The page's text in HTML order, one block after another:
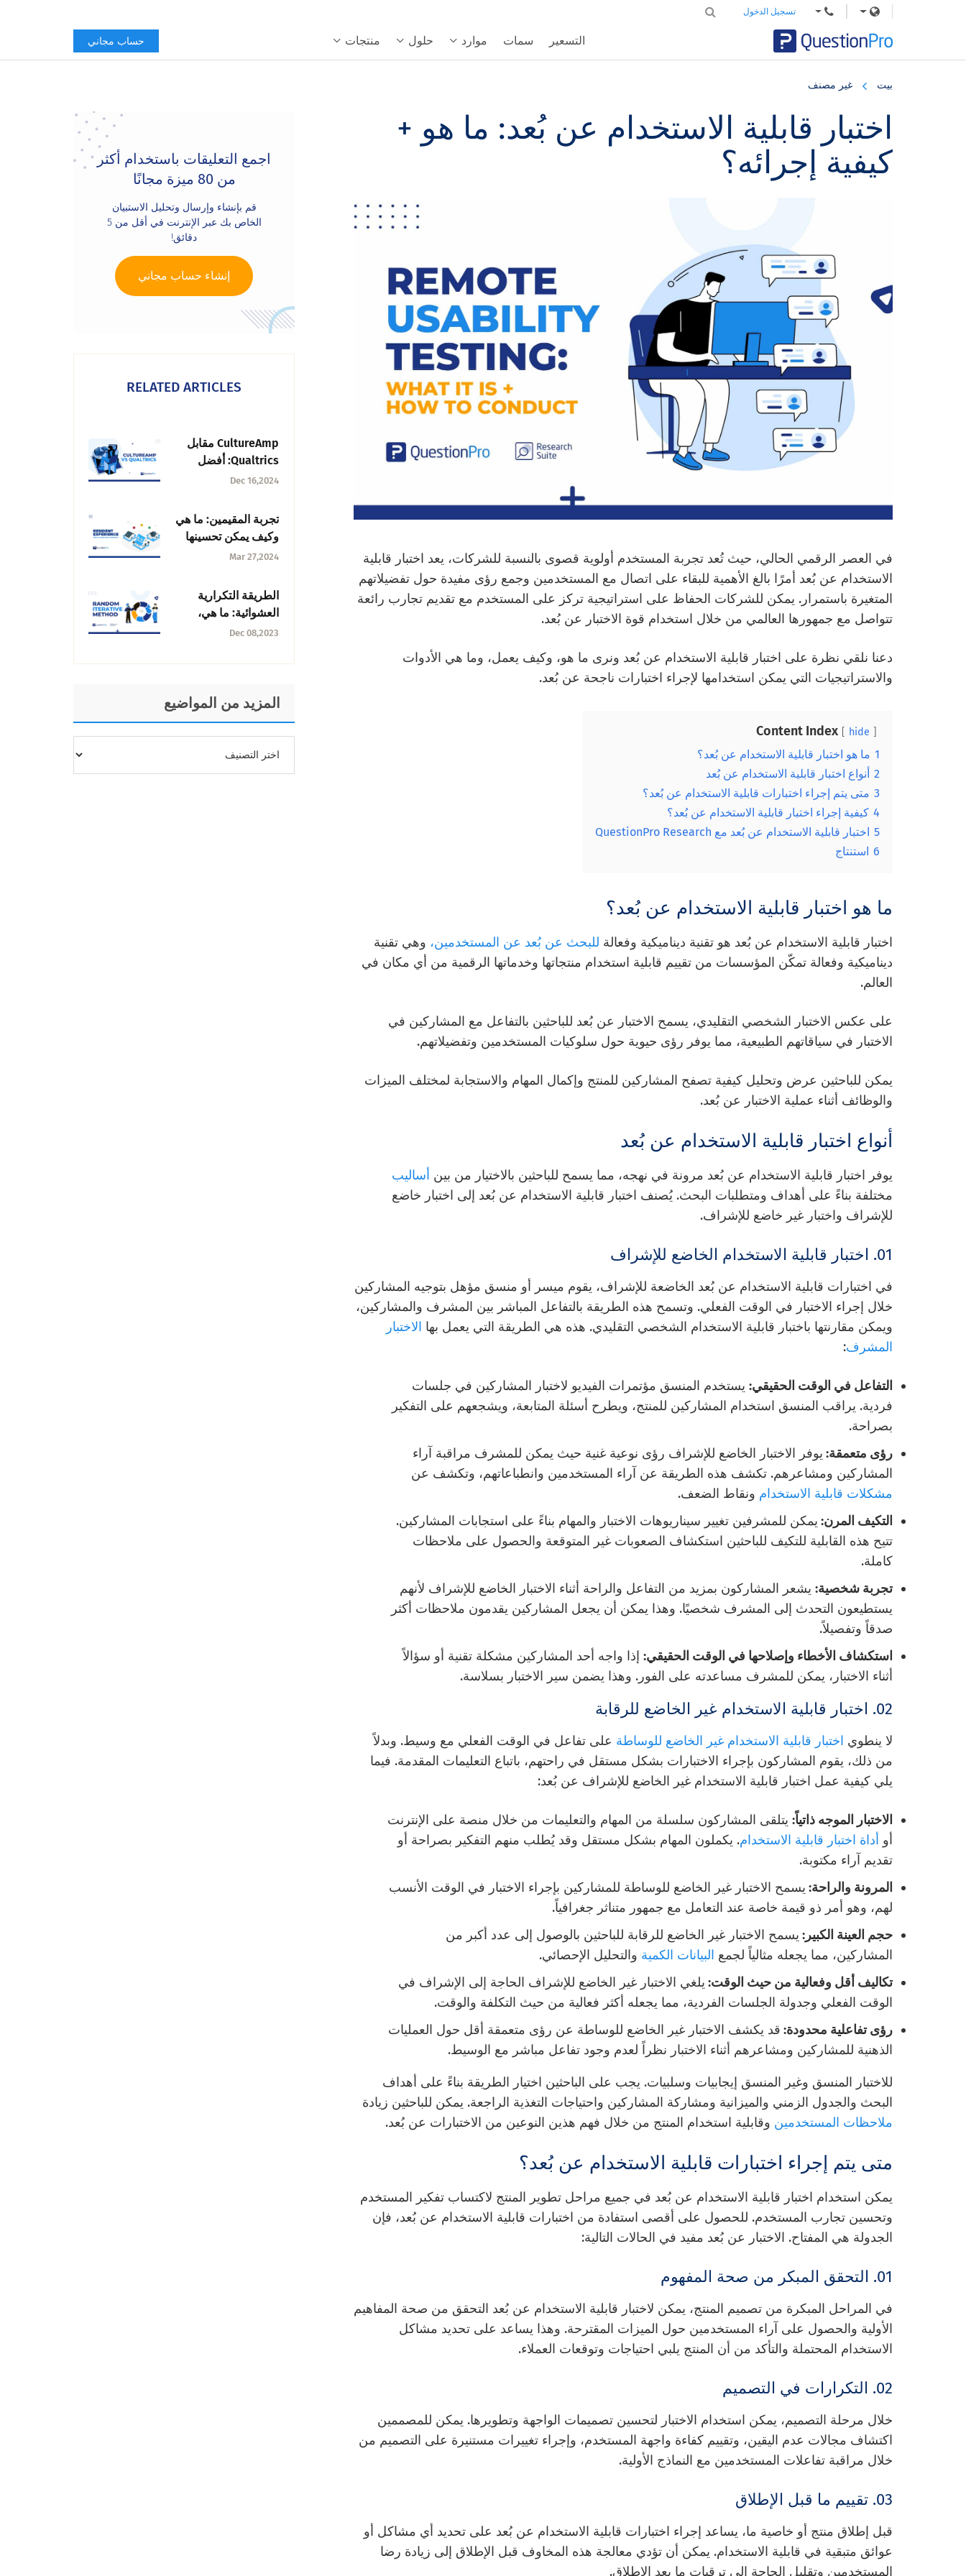
منتجات حلول موارد سمات التسعير
تسجيل الدخول
حساب مجاني
بيت غير مصنف
اختبار قابلية الاستخدام عن بُعد: ما هو +
كيفية إجرائه؟
في العصر الرقمي الحالي، حيث تُعد تجربة المستخدم أولوية قصوى بالنسبة للشركات، يعد اختبار قابلية
الاستخدام عن بُعد أمرًا بالغ الأهمية للبقاء على اتصال مع المستخدمين وجمع رؤى مفيدة حول تفضيلاتهم
المتغيرة باستمرار. يمكن للشركات الحفاظ على استراتيجية تركز على المستخدم مع تقديم تجارب رائعة
تتواصل مع جمهورها العالمي من خلال استخدام قوة الاختبار عن بُعد.
دعنا نلقي نظرة على اختبار قابلية الاستخدام عن بُعد ونرى ما هو، وكيف يعمل، وما هي الأدوات
والاستراتيجيات التي يمكن استخدامها لإجراء اختبارات ناجحة عن بُعد.
Content Index hide
1 ما هو اختبار قابلية الاستخدام عن بُعد؟
2 أنواع اختبار قابلية الاستخدام عن بُعد
3 متى يتم إجراء اختبارات قابلية الاستخدام عن بُعد؟
4 كيفية إجراء اختبار قابلية الاستخدام عن بُعد؟
5 اختبار قابلية الاستخدام عن بُعد مع QuestionPro Research
6 استنتاج
ما هو اختبار قابلية الاستخدام عن بُعد؟
اختبار قابلية الاستخدام عن بُعد هو تقنية ديناميكية وفعالة للبحث عن بُعد عن المستخدمين، وهي تقنية
ديناميكية وفعالة تمكّن المؤسسات من تقييم قابلية استخدام منتجاتها وخدماتها الرقمية من أي مكان في
العالم.
على عكس الاختبار الشخصي التقليدي، يسمح الاختبار عن بُعد للباحثين بالتفاعل مع المشاركين في
الاختبار في سياقاتهم الطبيعية، مما يوفر رؤى حيوية حول سلوكيات المستخدمين وتفضيلاتهم.
يمكن للباحثين عرض وتحليل كيفية تصفح المشاركين للمنتج وإكمال المهام والاستجابة لمختلف الميزات
والوظائف أثناء عملية الاختبار عن بُعد.
أنواع اختبار قابلية الاستخدام عن بُعد
يوفر اختبار قابلية الاستخدام عن بُعد مرونة في نهجه، مما يسمح للباحثين بالاختيار من بين أساليب
مختلفة بناءً على أهداف ومتطلبات البحث. يُصنف اختبار قابلية الاستخدام عن بُعد إلى اختبار خاضع
للإشراف واختبار غير خاضع للإشراف.
01. اختبار قابلية الاستخدام الخاضع للإشراف
في اختبارات قابلية الاستخدام عن بُعد الخاضعة للإشراف، يقوم ميسر أو منسق مؤهل بتوجيه المشاركين
خلال إجراء الاختبار في الوقت الفعلي. وتسمح هذه الطريقة بالتفاعل المباشر بين المشرف والمشاركين،
ويمكن مقارنتها باختبار قابلية الاستخدام الشخصي التقليدي. هذه هي الطريقة التي يعمل بها الاختبار
المشرف:
التفاعل في الوقت الحقيقي: يستخدم المنسق مؤتمرات الفيديو لاختبار المشاركين في جلسات
فردية. يراقب المنسق استخدام المشاركين للمنتج، ويطرح أسئلة المتابعة، ويشجعهم على التفكير
بصراحة.
رؤى متعمقة: يوفر الاختبار الخاضع للإشراف رؤى نوعية غنية حيث يمكن للمشرف مراقبة آراء
المشاركين ومشاعرهم. تكشف هذه الطريقة عن آراء المستخدمين وانطباعاتهم، وتكشف عن
مشكلات قابلية الاستخدام ونقاط الضعف.
التكيف المرن: يمكن للمشرفين تغيير سيناريوهات الاختبار والمهام بناءً على استجابات المشاركين.
تتيح هذه القابلية للتكيف للباحثين استكشاف الصعوبات غير المتوقعة والحصول على ملاحظات
كاملة.
تجربة شخصية: يشعر المشاركون بمزيد من التفاعل والراحة أثناء الاختبار الخاضع للإشراف لأنهم
يستطيعون التحدث إلى المشرف شخصيًا. وهذا يمكن أن يجعل المشاركين يقدمون ملاحظات أكثر
صدقاً وتفصيلاً.
استكشاف الأخطاء وإصلاحها في الوقت الحقيقي: إذا واجه أحد المشاركين مشكلة تقنية أو سؤالاً
أثناء الاختبار، يمكن للمشرف مساعدته على الفور. وهذا يضمن سير الاختبار بسلاسة.
02. اختبار قابلية الاستخدام غير الخاضع للرقابة
لا ينطوي اختبار قابلية الاستخدام غير الخاضع للوساطة على تفاعل في الوقت الفعلي مع وسيط. وبدلاً
من ذلك، يقوم المشاركون بإجراء الاختبارات بشكل مستقل في راحتهم، باتباع التعليمات المقدمة. فيما
يلي كيفية عمل اختبار قابلية الاستخدام غير الخاضع للإشراف عن بُعد:
الاختبار الموجه ذاتياً: يتلقى المشاركون سلسلة من المهام والتعليمات من خلال منصة على الإنترنت
أو أداة اختبار قابلية الاستخدام. يكملون المهام بشكل مستقل وقد يُطلب منهم التفكير بصراحة أو
تقديم آراء مكتوبة.
المرونة والراحة: يسمح الاختبار غير الخاضع للوساطة للمشاركين بإجراء الاختبار في الوقت الأنسب
لهم، وهو أمر ذو قيمة خاصة عند التعامل مع جمهور متناثر جغرافياً.
حجم العينة الكبير: يسمح الاختبار غير الخاضع للرقابة للباحثين بالوصول إلى عدد أكبر من
المشاركين، مما يجعله مثالياً لجمع البيانات الكمية والتحليل الإحصائي.
تكاليف أقل وفعالية من حيث الوقت: يلغي الاختبار غير الخاضع للإشراف الحاجة إلى الإشراف في
الوقت الفعلي وجدولة الجلسات الفردية، مما يجعله أكثر فعالية من حيث التكلفة والوقت.
رؤى تفاعلية محدودة: قد يكشف الاختبار غير الخاضع للوساطة عن رؤى متعمقة أقل حول العمليات
الذهنية للمشاركين ومشاعرهم أثناء الاختبار نظراً لعدم وجود تفاعل مباشر مع الوسيط.
للاختبار المنسق وغير المنسق إيجابيات وسلبيات. يجب على الباحثين اختيار الطريقة بناءً على أهداف
البحث والجدول الزمني والميزانية ومشاركة المشاركين واحتياجات التغذية الراجعة. يمكن للباحثين زيادة
ملاحظات المستخدمين وقابلية استخدام المنتج من خلال فهم هذين النوعين من الاختبارات عن بُعد.
متى يتم إجراء اختبارات قابلية الاستخدام عن بُعد؟
يمكن استخدام اختبار قابلية الاستخدام عن بُعد في جميع مراحل تطوير المنتج لاكتساب تفكير المستخدم
وتحسين تجارب المستخدم. للحصول على أقصى استفادة من اختبارات قابلية الاستخدام عن بُعد، فإن
الجدولة هي المفتاح. الاختبار عن بُعد مفيد في الحالات التالية:
01. التحقق المبكر من صحة المفهوم
في المراحل المبكرة من تصميم المنتج، يمكن لاختبار قابلية الاستخدام عن بُعد التحقق من صحة المفاهيم
الأولية والحصول على آراء المستخدمين حول الميزات المقترحة. وهذا يساعد على تحديد مشاكل
الاستخدام المحتملة والتأكد من أن المنتج يلبي احتياجات وتوقعات العملاء.
02. التكرارات في التصميم
خلال مرحلة التصميم، يمكن استخدام الاختبار لتحسين تصميمات الواجهة وتطويرها. يمكن للمصممين
اكتشاف مجالات عدم اليقين، وتقييم كفاءة واجهة المستخدم، وإجراء تغييرات مستنيرة على التصميم من
خلال مراقبة تفاعلات المستخدمين مع النماذج الأولية.
03. تقييم ما قبل الإطلاق
قبل إطلاق منتج أو خاصية ما، يساعد إجراء اختبارات قابلية الاستخدام عن بُعد على تحديد أي مشاكل أو
عوائق متبقية في قابلية الاستخدام. يمكن أن تؤدي معالجة هذه المخاوف قبل الإطلاق إلى زيادة رضا
المستخدمين وتقليل الحاجة إلى ترقيات ما بعد الإطلاق.
Sidebar
اجمع التعليقات باستخدام أكثر
من 80 ميزة مجانًا
قم بإنشاء وإرسال وتحليل الاستبيان
الخاص بك عبر الإنترنت في أقل من 5
دقائق!
إنشاء حساب مجاني
RELATED ARTICLES
CultureAmp مقابل
Qualtrics: أفضل
منصة لتجربة
Dec 16,2024
تجربة المقيمين: ما هي
وكيف يمكن تحسينها
Mar 27,2024
الطريقة التكرارية
العشوائية: ما هي،
أهميتها وأمثلة عليها
Dec 08,2023
المزيد من المواضيع
المواضيع